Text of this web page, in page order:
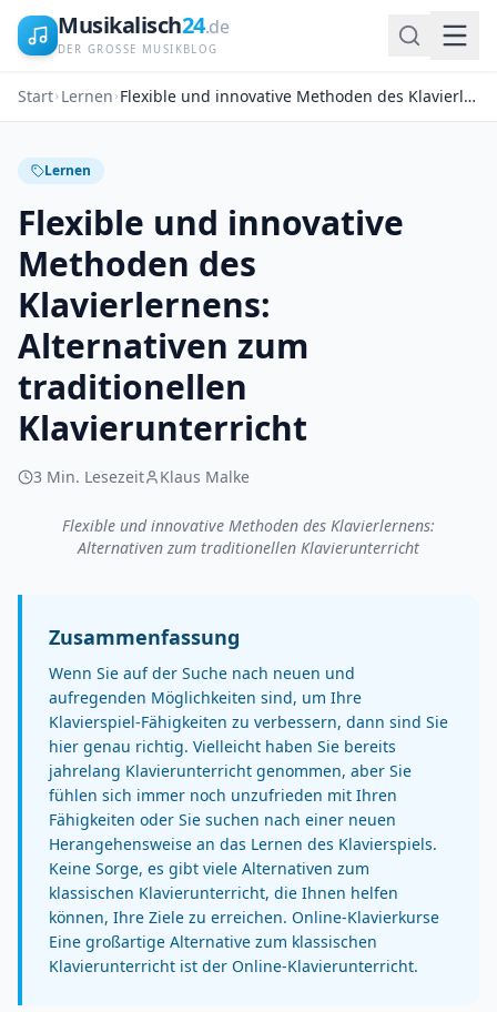
Musikalisch24.de
DER GROSSE MUSIKBLOG
Start Lernen Flexible und innovative Methoden des Klavierlernens: Alternativen zum traditionellen Klavierunterricht
Lernen
Flexible und innovative
Methoden des
Klavierlernens:
Alternativen zum
traditionellen
Klavierunterricht
3 Min. Lesezeit Klaus Malke
Flexible und innovative Methoden des Klavierlernens:
Alternativen zum traditionellen Klavierunterricht
Zusammenfassung
Wenn Sie auf der Suche nach neuen und
aufregenden Möglichkeiten sind, um Ihre
Klavierspiel-Fähigkeiten zu verbessern, dann sind Sie
hier genau richtig. Vielleicht haben Sie bereits
jahrelang Klavierunterricht genommen, aber Sie
fühlen sich immer noch unzufrieden mit Ihren
Fähigkeiten oder Sie suchen nach einer neuen
Herangehensweise an das Lernen des Klavierspiels.
Keine Sorge, es gibt viele Alternativen zum
klassischen Klavierunterricht, die Ihnen helfen
können, Ihre Ziele zu erreichen. Online-Klavierkurse
Eine großartige Alternative zum klassischen
Klavierunterricht ist der Online-Klavierunterricht.